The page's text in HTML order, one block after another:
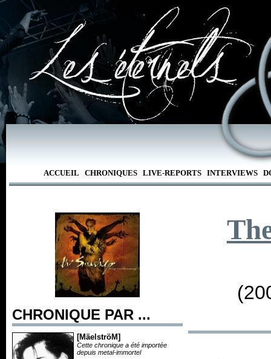
ACCUEIL CHRONIQUES LIVE-REPORTS INTERVIEWS
CHRONIQUE PAR ...
[MäelströM]
Cette chronique a été importée
depuis metal-immortel